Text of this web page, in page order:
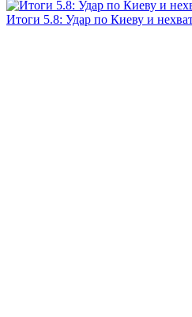
Итоги 5.8: Удар по Киеву и